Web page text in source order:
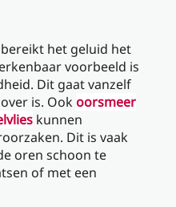
het geluid het
voorbeeld is
Dit gaat vanzelf
is. Ookoorsmeer
kunnen
Dit is vaak
oren schoon te
of met een